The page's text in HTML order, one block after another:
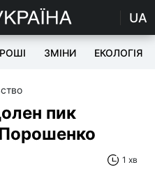
UA
ЗМІНИ ЕКОЛОГІЯ
пик
1 хв